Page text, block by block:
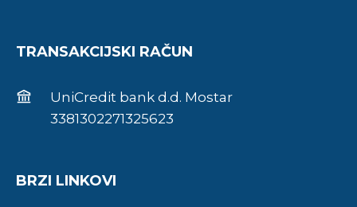
TRANSAKCIJSKI RAČUN
UniCredit bank d.d. Mostar
3381302271325623
BRZI LINKOVI